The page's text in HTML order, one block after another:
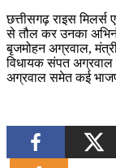
छत्तीसगढ़ राइस
से तौल कर उनका
बृजमोहन अग्रवाल,
विधायक संपत अग्रवाल
अग्रवाल समेत कई